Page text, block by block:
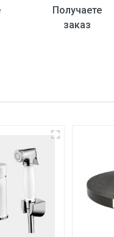
Получаете
заказ